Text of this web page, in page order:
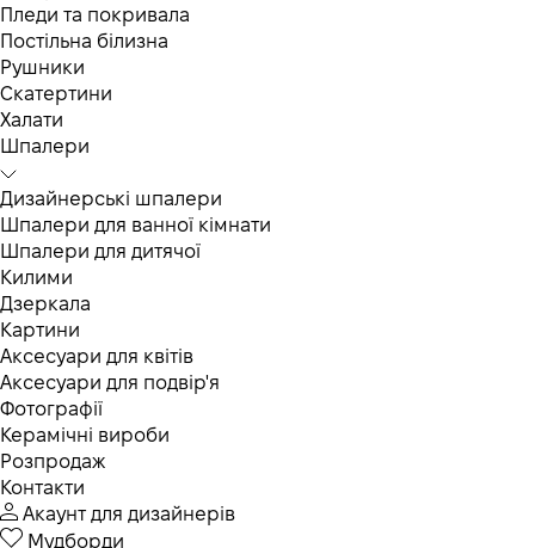
Пледи та покривала
Постільна білизна
Рушники
Скатертини
Халати
Шпалери
Дизайнерські шпалери
Шпалери для ванної кімнати
Шпалери для дитячої
Килими
Дзеркала
Картини
Аксесуари для квітів
Аксесуари для подвір'я
Фотографії
Керамічні вироби
Розпродаж
Контакти
Акаунт для дизайнерів
Мудборди